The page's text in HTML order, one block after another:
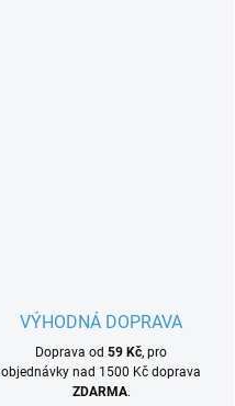
VÝHODNÁ DOPRAVA
Doprava od 59 Kč, pro
objednávky nad 1500 Kč doprava
ZDARMA.